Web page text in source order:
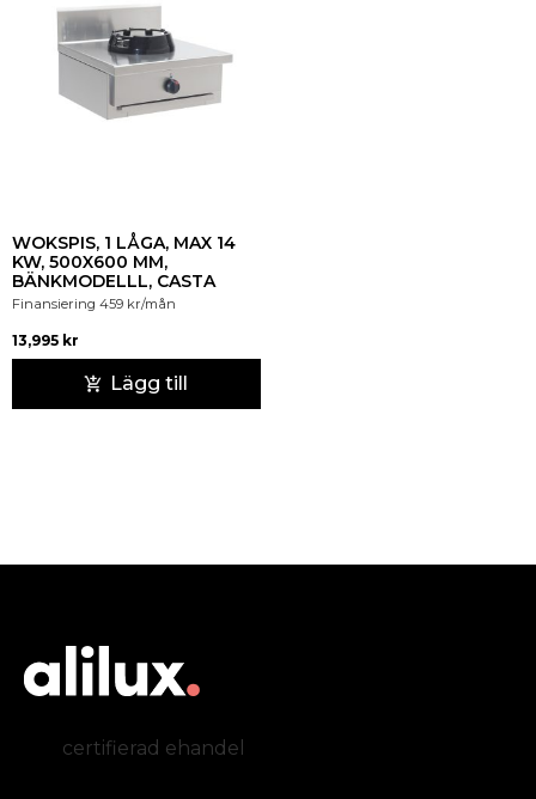
WOKSPIS, 1 LÅGA, MAX 14
KW, 500X600 MM,
BÄNKMODELLL, CASTA
Finansiering 459 kr/mån
13,995 kr
Lägg till
certifierad ehandel